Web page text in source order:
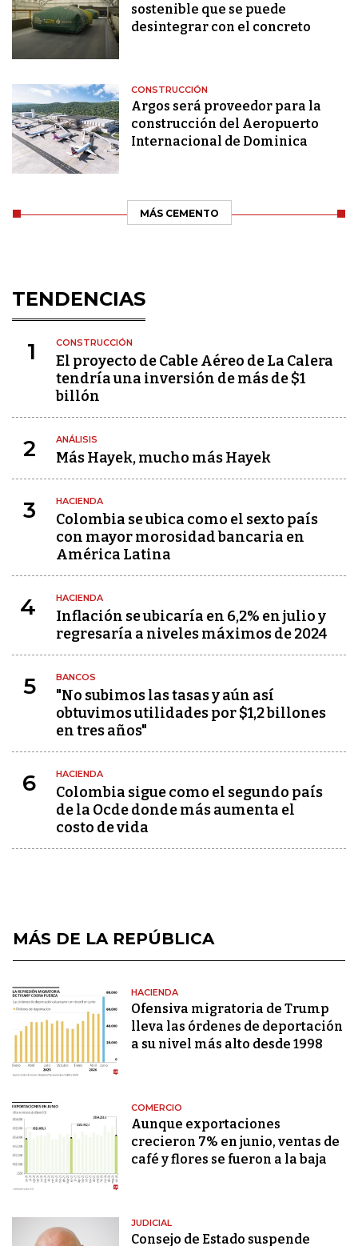
sostenible que se puede
desintegrar con el concreto
CONSTRUCCIÓN
Argos será proveedor para la
construcción del Aeropuerto
Internacional de Dominica
MÁS CEMENTO
TENDENCIAS
1 CONSTRUCCIÓN
El proyecto de Cable Aéreo de La Calera
tendría una inversión de más de $1
billón
2 ANÁLISIS
Más Hayek, mucho más Hayek
3 HACIENDA
Colombia se ubica como el sexto país
con mayor morosidad bancaria en
América Latina
4 HACIENDA
Inflación se ubicaría en 6,2% en julio y
regresaría a niveles máximos de 2024
5 BANCOS
"No subimos las tasas y aún así
obtuvimos utilidades por $1,2 billones
en tres años"
6 HACIENDA
Colombia sigue como el segundo país
de la Ocde donde más aumenta el
costo de vida
MÁS DE LA REPÚBLICA
HACIENDA
Ofensiva migratoria de Trump
lleva las órdenes de deportación
a su nivel más alto desde 1998
COMERCIO
Aunque exportaciones
crecieron 7% en junio, ventas de
café y flores se fueron a la baja
JUDICIAL
Consejo de Estado suspende